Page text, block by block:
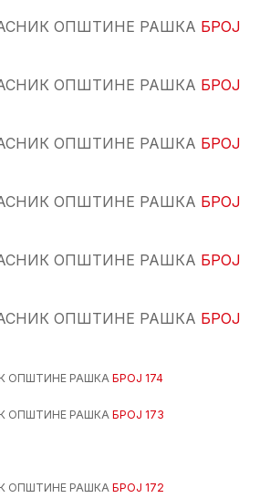
ОПШТИНЕ РАШКА БРОЈ
ОПШТИНЕ РАШКА БРОЈ
ОПШТИНЕ РАШКА БРОЈ
ОПШТИНЕ РАШКА БРОЈ
ОПШТИНЕ РАШКА БРОЈ
ОПШТИНЕ РАШКА БРОЈ
ОПШТИНЕ РАШКА БРОЈ 174
ОПШТИНЕ РАШКА БРОЈ 173
ОПШТИНЕ РАШКА БРОЈ 172